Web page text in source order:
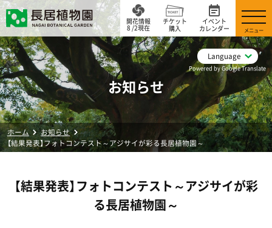
Language
Powered by Google Translate
開花情報
8 /2現在
チケット
購入
イベント
カレンダー
メニュー
お知らせ
ホーム
お知らせ
【結果発表】フォトコンテスト～アジサイが彩る長居植物園～
【結果発表】フォトコンテスト～アジサイが彩
る長居植物園～